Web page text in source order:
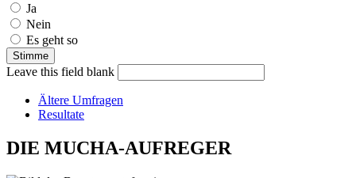
Ja
Nein
Es geht so
Leave this field blank
Ältere Umfragen
Resultate
DIE MUCHA-AUFREGER